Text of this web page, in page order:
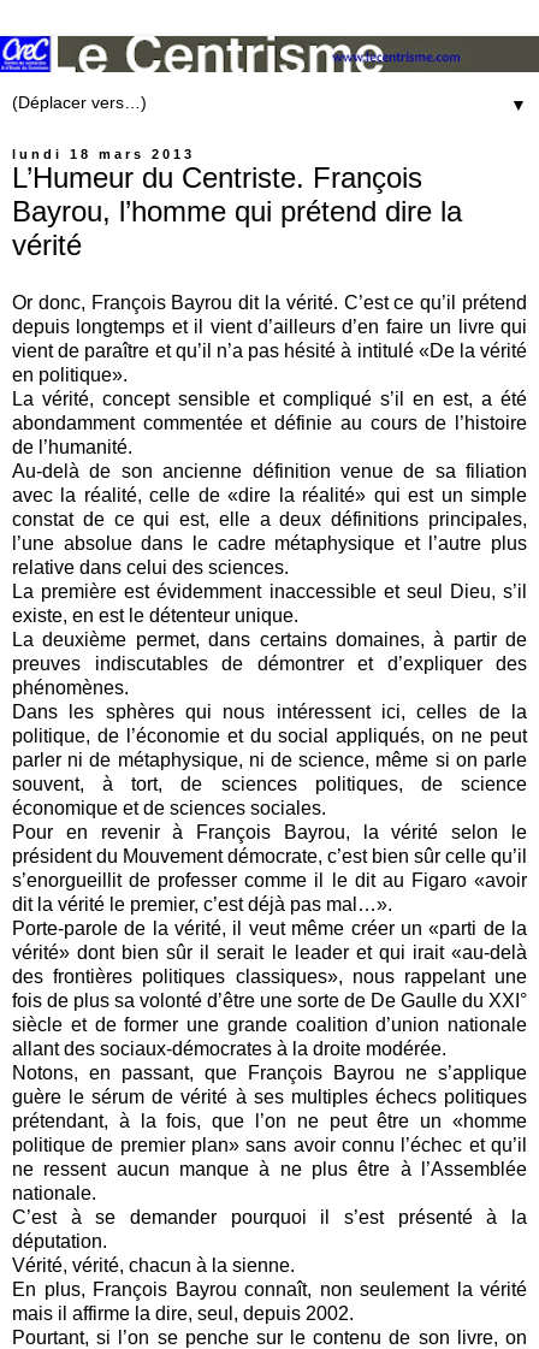
▼
lundi 18 mars 2013
L’Humeur du Centriste. François
Bayrou, l’homme qui prétend dire la
vérité
Or donc, François Bayrou dit la vérité. C’est ce qu’il prétend
depuis longtemps et il vient d’ailleurs d’en faire un livre qui
vient de paraître et qu’il n’a pas hésité à intitulé «De la vérité
en politique».
La vérité, concept sensible et compliqué s’il en est, a été
abondamment commentée et définie au cours de l’histoire
de l’humanité.
Au-delà de son ancienne définition venue de sa filiation
avec la réalité, celle de «dire la réalité» qui est un simple
constat de ce qui est, elle a deux définitions principales,
l’une absolue dans le cadre métaphysique et l’autre plus
relative dans celui des sciences.
La première est évidemment inaccessible et seul Dieu, s’il
existe, en est le détenteur unique.
La deuxième permet, dans certains domaines, à partir de
preuves indiscutables de démontrer et d’expliquer des
phénomènes.
Dans les sphères qui nous intéressent ici, celles de la
politique, de l’économie et du social appliqués, on ne peut
parler ni de métaphysique, ni de science, même si on parle
souvent, à tort, de sciences politiques, de science
économique et de sciences sociales.
Pour en revenir à François Bayrou, la vérité selon le
président du Mouvement démocrate, c’est bien sûr celle qu’il
s’enorgueillit de professer comme il le dit au Figaro «avoir
dit la vérité le premier, c’est déjà pas mal…».
Porte-parole de la vérité, il veut même créer un «parti de la
vérité» dont bien sûr il serait le leader et qui irait «au-delà
des frontières politiques classiques», nous rappelant une
fois de plus sa volonté d’être une sorte de De Gaulle du XXI°
siècle et de former une grande coalition d’union nationale
allant des sociaux-démocrates à la droite modérée.
Notons, en passant, que François Bayrou ne s’applique
guère le sérum de vérité à ses multiples échecs politiques
prétendant, à la fois, que l’on ne peut être un «homme
politique de premier plan» sans avoir connu l’échec et qu’il
ne ressent aucun manque à ne plus être à l’Assemblée
nationale.
C’est à se demander pourquoi il s’est présenté à la
députation.
Vérité, vérité, chacun à la sienne.
En plus, François Bayrou connaît, non seulement la vérité
mais il affirme la dire, seul, depuis 2002.
Pourtant, si l’on se penche sur le contenu de son livre, on